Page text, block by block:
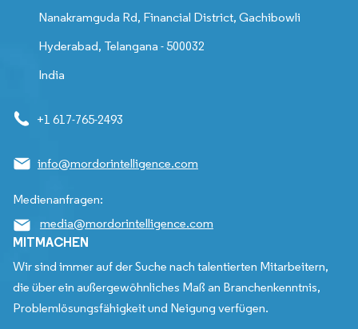
Nanakramguda Rd, Financial District, Gachibowli
Hyderabad, Telangana - 500032
India
+1 617-765-2493
info@mordorintelligence.com
Medienanfragen:
media@mordorintelligence.com
MITMACHEN
Wir sind immer auf der Suche nach talentierten Mitarbeitern,
die über ein außergewöhnliches Maß an Branchenkenntnis,
Problemlösungsfähigkeit und Neigung verfügen.